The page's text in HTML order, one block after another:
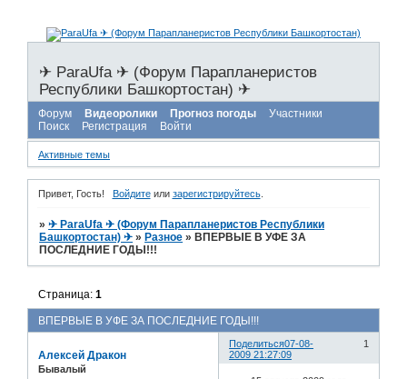
✈ ParaUfa ✈ (Форум Парапланеристов
Республики Башкортостан) ✈
Форум Видеоролики Прогноз погоды
Участники
Поиск
Регистрация Войти
Активные темы
Привет, Гость! Войдитеили зарегистрируйтесь.
»✈ ParaUfa ✈ (Форум Парапланеристов Республики
Башкортостан) ✈ » Разное » ВПЕРВЫЕ В УФЕ ЗА
ПОСЛЕДНИЕ ГОДЫ!!!
ВПЕРВЫЕ В УФЕ ЗА ПОСЛЕДНИЕ ГОДЫ!!!
Страница:1
Поделиться 1
07-08-
2009 21:27:09
Алексей Дракон
Бывалый